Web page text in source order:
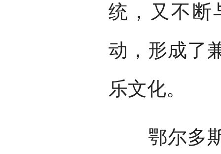
统，又不断
动，形成了
乐文化。
鄂尔多斯